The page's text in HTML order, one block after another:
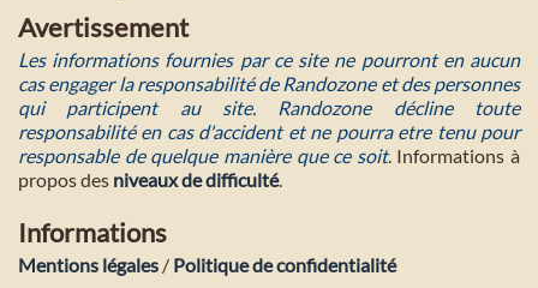
Avertissement
Les informations fournies par ce site ne pourront en aucun
cas engager la responsabilité de Randozone et des personnes
qui participent au site. Randozone décline toute
responsabilité en cas d'accident et ne pourra etre tenu pour
responsable de quelque manière que ce soit. Informations à
propos des niveaux de difficulté.
Informations
Mentions légales / Politique de confidentialité